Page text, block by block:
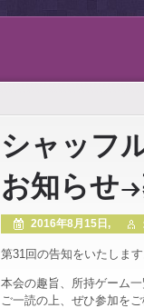
シャッフ
お知らせ→
2016年8月15日,
第31回の告知をいたします
本会の趣旨、所持ゲーム
ご一読の上、ぜひ参加をご